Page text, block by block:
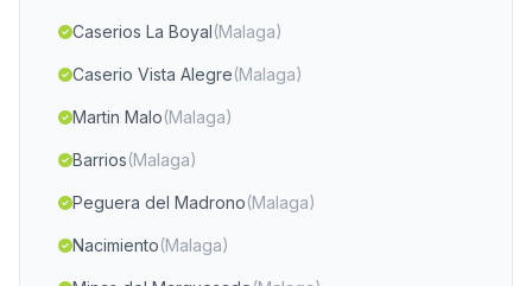
Caserios La Boyal(Malaga)
Caserio Vista Alegre(Malaga)
Martin Malo(Malaga)
Barrios(Malaga)
Peguera del Madrono(Malaga)
Nacimiento(Malaga)